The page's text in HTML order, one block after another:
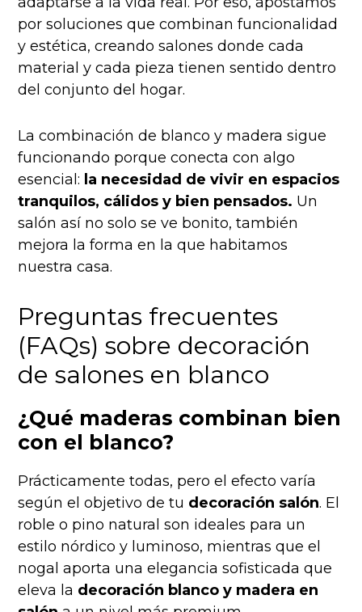
por soluciones que combinan funcionalidad
y estética, creando salones donde cada
material y cada pieza tienen sentido dentro
del conjunto del hogar.
La combinación de blanco y madera sigue
funcionando porque conecta con algo
esencial: la necesidad de vivir en espacios
tranquilos, cálidos y bien pensados. Un
salón así no solo se ve bonito, también
mejora la forma en la que habitamos
nuestra casa.
Preguntas frecuentes
(FAQs) sobre decoración
de salones en blanco
¿Qué maderas combinan bien
con el blanco?
Prácticamente todas, pero el efecto varía
según el objetivo de tu decoración salón. El
roble o pino natural son ideales para un
estilo nórdico y luminoso, mientras que el
nogal aporta una elegancia sofisticada que
eleva la decoración blanco y madera en